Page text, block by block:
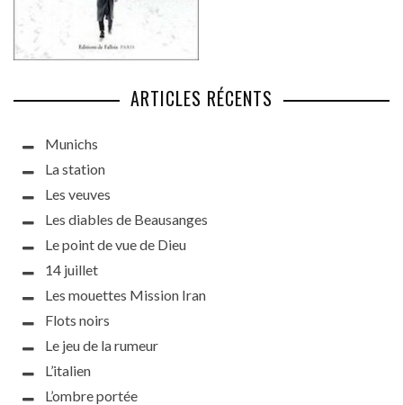
ARTICLES RÉCENTS
Munichs
La station
Les veuves
Les diables de Beausanges
Le point de vue de Dieu
14 juillet
Les mouettes Mission Iran
Flots noirs
Le jeu de la rumeur
L’italien
L’ombre portée